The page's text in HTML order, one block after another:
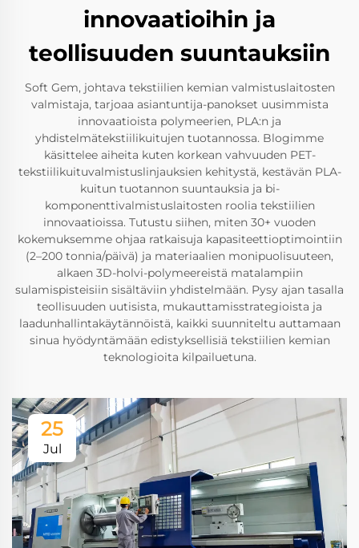
innovaatioihin ja
teollisuuden suuntauksiin
Soft Gem, johtava tekstiilien kemian valmistuslaitosten
valmistaja, tarjoaa asiantuntija-panokset uusimmista
innovaatioista polymeerien, PLA:n ja
yhdistelmätekstiilikuitujen tuotannossa. Blogimme
käsittelee aiheita kuten korkean vahvuuden PET-
tekstiilikuituvalmistuslinjauksien kehitystä, kestävän PLA-
kuitun tuotannon suuntauksia ja bi-
komponenttivalmistuslaitosten roolia tekstiilien
innovaatioissa. Tutustu siihen, miten 30+ vuoden
kokemuksemme ohjaa ratkaisuja kapasiteettioptimointiin
(2–200 tonnia/päivä) ja materiaalien monipuolisuuteen,
alkaen 3D-holvi-polymeereistä matalampiin
sulamispisteisiin sisältäviin yhdistelmään. Pysy ajan tasalla
teollisuuden uutisista, mukauttamisstrategioista ja
laadunhallintakäytännöistä, kaikki suunniteltu auttamaan
sinua hyödyntämään edistyksellisiä tekstiilien kemian
teknologioita kilpailuetuna.
25
Jul